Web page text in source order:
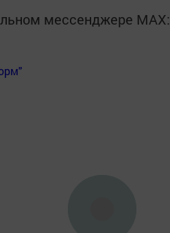
мессенджере MАХ: